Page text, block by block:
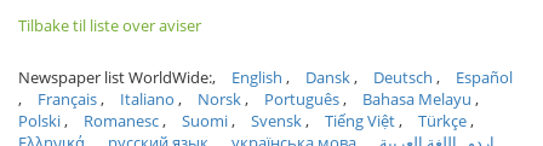
Tilbake til liste over aviser
Newspaper list WorldWide: English Dansk Deutsch
Español
Français
Italiano Norsk Português
Bahasa Melayu
Polski
Romanesc Suomi Svensk Tiếng Việt
Türkçe